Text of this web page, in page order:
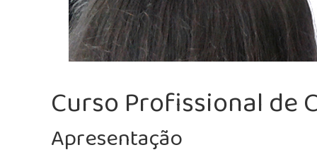
Curso Profissional de
Apresentação